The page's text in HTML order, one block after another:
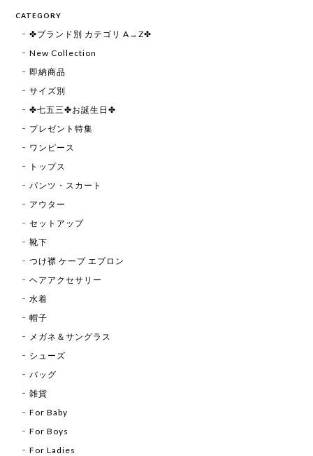
CATEGORY
✤ブランド別 カテゴリ A→Z✤
New Collection
即納商品
サイズ別
✤七五三✤お誕生日✤
プレゼント特集
ワンピース
トップス
パンツ・スカート
アウター
セットアップ
靴下
つけ襟 ケープ エプロン
ヘアアクセサリー
水着
帽子
メガネ＆サングラス
シューズ
バッグ
雑貨
For Baby
For Boys
For Ladies